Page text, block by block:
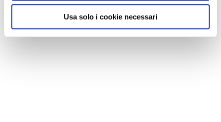
Usa solo i cookie necessari